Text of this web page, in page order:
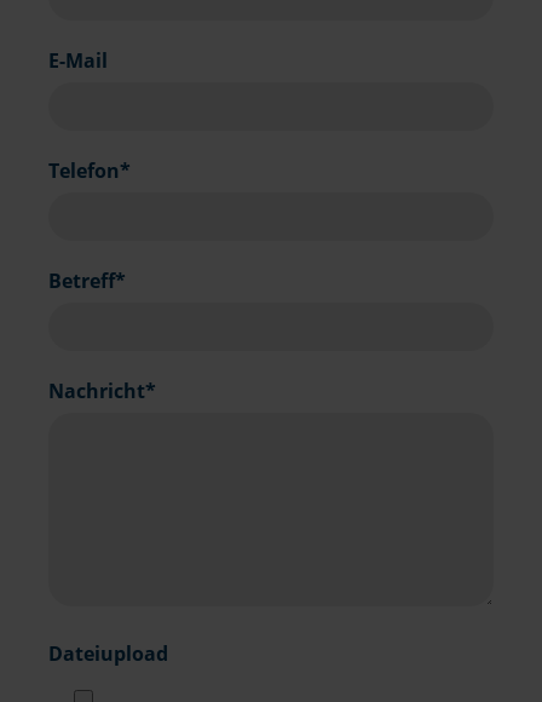
E-Mail
Pflichtfeld
Telefon*
Pflichtfeld
Betreff*
Pflichtfeld
Nachricht*
Dateiupload